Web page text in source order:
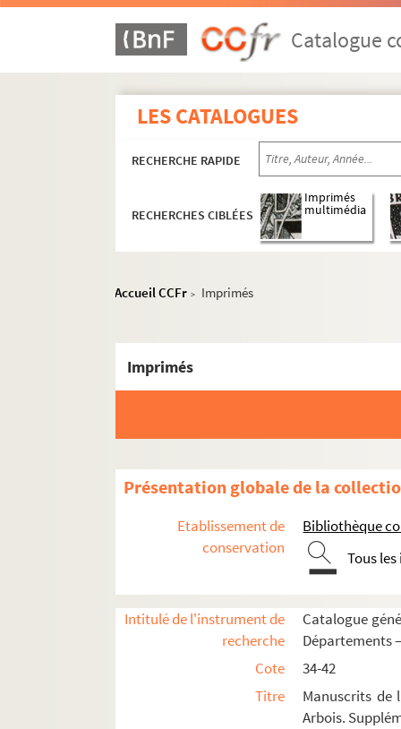
Catalogue
LES CATALOGUES
RECHERCHE RAPIDE
RECHERCHES CIBLÉES
Imprimés
multimédia
Accueil CCFr > Imprimés
Imprimés
Présentation globale de la
Etablissement de
conservation
Bibliothèque
Tous
Intitulé de l'instrument de
recherche
Catalogue
Départements
Cote
34-42
Titre
Manuscrits de
Arbois.